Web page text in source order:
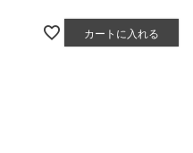
カートに入れる